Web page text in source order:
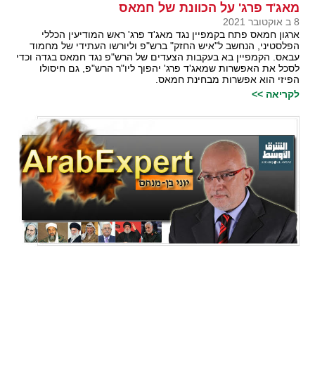
מאג'ד פרג' על הכוונת של חמאס
8 ב אוקטובר 2021
ארגון חמאס פתח בקמפיין נגד מאג'ד פרג' ראש המודיעין הכללי
הפלסטיני, הנחשב ל"איש החזק" ברש"פ וליורשו העתידי של מחמוד
עבאס. הקמפיין בא בעקבות הצעדים של הרש"פ נגד חמאס בגדה וכדי
לסכל את האפשרות שמאג'ד פרג' יהפוך ליו"ר הרש"פ, גם חיסולו
הפיזי הוא אפשרות מבחינת חמאס.
לקריאה >>